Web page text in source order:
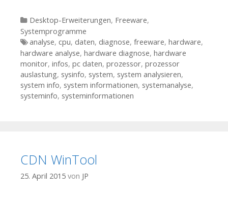
Kategorien
Desktop-Erweiterungen, Freeware,
Systemprogramme
Tags
analyse, cpu, daten, diagnose, freeware, hardware,
hardware analyse, hardware diagnose, hardware
monitor, infos, pc daten, prozessor, prozessor
auslastung, sysinfo, system, system analysieren,
system info, system informationen, systemanalyse,
systeminfo, systeminformationen
CDN WinTool
25. April 2015 von JP